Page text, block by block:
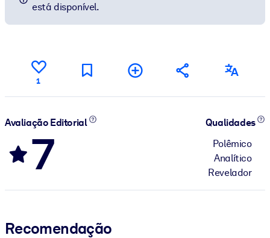
está disponível.
1
Avaliação Editorial
7
Qualidades
Polêmico
Analítico
Revelador
Recomendação